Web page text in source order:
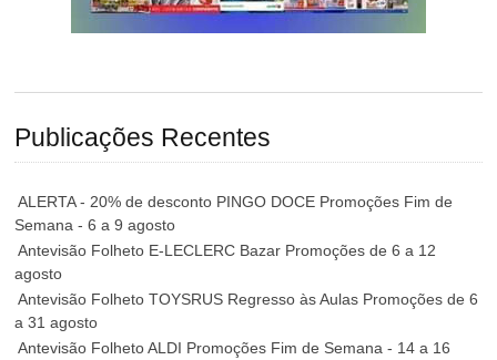
Publicações Recentes
ALERTA - 20% de desconto PINGO DOCE Promoções Fim de
Semana - 6 a 9 agosto
Antevisão Folheto E-LECLERC Bazar Promoções de 6 a 12
agosto
Antevisão Folheto TOYSRUS Regresso às Aulas Promoções de 6
a 31 agosto
Antevisão Folheto ALDI Promoções Fim de Semana - 14 a 16